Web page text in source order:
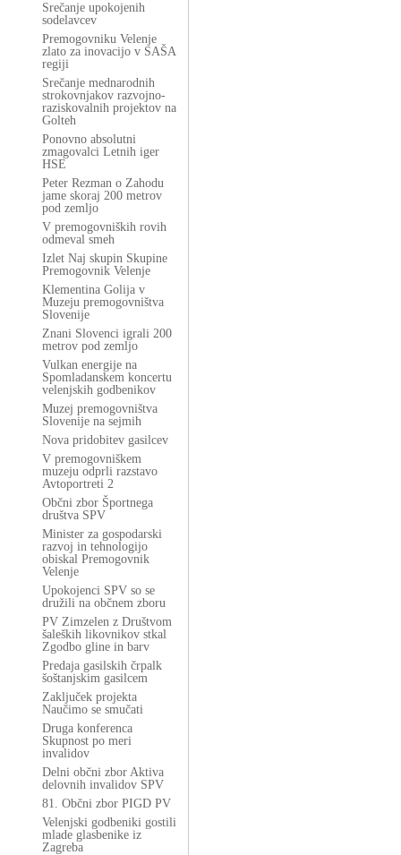
Srečanje upokojenih
sodelavcev
Premogovniku Velenje
zlato za inovacijo v SAŠA
regiji
Srečanje mednarodnih
strokovnjakov razvojno-
raziskovalnih projektov na
Golteh
Ponovno absolutni
zmagovalci Letnih iger
HSE
Peter Rezman o Zahodu
jame skoraj 200 metrov
pod zemljo
V premogovniških rovih
odmeval smeh
Izlet Naj skupin Skupine
Premogovnik Velenje
Klementina Golija v
Muzeju premogovništva
Slovenije
Znani Slovenci igrali 200
metrov pod zemljo
Vulkan energije na
Spomladanskem koncertu
velenjskih godbenikov
Muzej premogovništva
Slovenije na sejmih
Nova pridobitev gasilcev
V premogovniškem
muzeju odprli razstavo
Avtoportreti 2
Občni zbor Športnega
društva SPV
Minister za gospodarski
razvoj in tehnologijo
obiskal Premogovnik
Velenje
Upokojenci SPV so se
družili na občnem zboru
PV Zimzelen z Društvom
šaleških likovnikov stkal
Zgodbo gline in barv
Predaja gasilskih črpalk
šoštanjskim gasilcem
Zaključek projekta
Naučimo se smučati
Druga konferenca
Skupnost po meri
invalidov
Delni občni zbor Aktiva
delovnih invalidov SPV
81. Občni zbor PIGD PV
Velenjski godbeniki gostili
mlade glasbenike iz
Zagreba